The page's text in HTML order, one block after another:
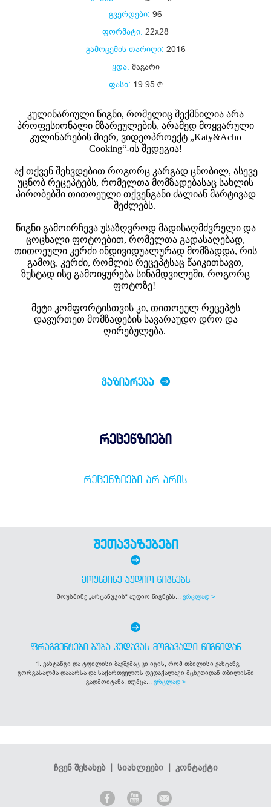
გვერდები: 96
ფორმატი: 22x28
გამოცემის თარიღი: 2016
ყდა: მაგარი
ფასი: 19.95
კულინარიული წიგნი, რომელიც შექმნილია არა
პროფესიონალი მზარეულების, არამედ მოყვარული
კულინარების მიერ, ვიდეოპროექტ „Katy&Acho
Cooking“-­ის შედეგია!
აქ თქვენ შეხვდებით როგორც კარგად ცნობილ, ასევე
უცნობ რეცეპტებს, რომელთა მომზადებასაც სახლის
პირობებში თითოეული თქვენგანი ძალიან მარტივად
შეძლებს.
წიგნი გამოირჩევა უსაზღვროდ მადისაღმძვრელი და
ცოცხალი ფოტოებით, რომელთა გადასაღებად,
თითოეული კერძი ინდივიდუალურად მომზადდა, რის
გამოც, კერძი, რომლის რეცეპტსაც წაიკითხავთ,
ზუსტად ისე გამოიყურება სინამდვილეში, როგორც
ფოტოზე!
მეტი კომფორტისთვის კი, თითოეულ რეცეპტს
დავურთეთ მომზადების სავარაუდო დრო და
ღირებულება.
ᲒᲐᲖᲘᲐᲠᲔᲑᲐ
რეცენზიები
ᲠᲔᲪᲔᲜᲖᲘᲔᲑᲘ ᲐᲠ ᲐᲠᲘᲡ
შეთავაზებები
ᲛᲝᲣᲡᲛᲘᲜᲔ ᲐᲣᲓᲘᲝ ᲬᲘᲒᲜᲔᲑᲡ
მოუსმინე „არტანუჯის“ აუდიო წიგნებს... ვრცლად >
ᲤᲠᲐᲒᲛᲔᲜᲢᲔᲑᲘ ᲑᲣᲑᲐ ᲙᲣᲓᲐᲕᲐᲡ ᲛᲝᲛᲐᲕᲐᲚᲘ ᲬᲘᲒᲜᲘᲓᲐᲜ
1. ვახტანგი და ტფილისი ბავშვმაც კი იცის, რომ თბილისი ვახტანგ
გორგასალმა დააარსა და საქართველოს დედაქალაქი მცხეთიდან თბილისში
გადმოიტანა. თუმცა... ვრცლად >
ჩვენ შესახებ| სიახლეები| კონტაქტი